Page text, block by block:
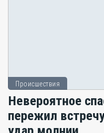
Происшествия
Невероятное
пережил